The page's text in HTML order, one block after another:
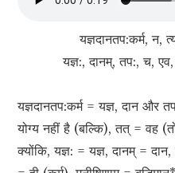
यज्ञदानतप:कर्म, न,
यज्ञ:, दानम्, तप:, च, एव,
यज्ञदानतप:कर्म = यज्ञ, दान और
योग्य नहीं है (बल्कि), तत् = वह
क्योंकि, यज्ञ: = यज्ञ, दानम् =